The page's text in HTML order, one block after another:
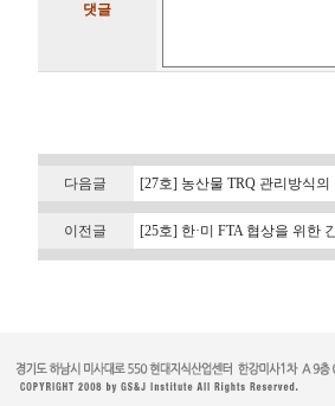
댓글
다음글 [27호] 농산물 TRQ 관리방식
이전글 [25호] 한·미 FTA 협상을 위한